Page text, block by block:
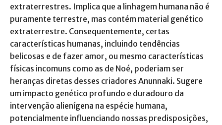
extraterrestres. Implica que a linhagem humana não é
puramente terrestre, mas contém material genético
extraterrestre. Consequentemente, certas
características humanas, incluindo tendências
belicosas e de fazer amor, ou mesmo características
físicas incomuns como as de Noé, poderiam ser
heranças diretas desses criadores Anunnaki. Sugere
um impacto genético profundo e duradouro da
intervenção alienígena na espécie humana,
potencialmente influenciando nossas predisposições,